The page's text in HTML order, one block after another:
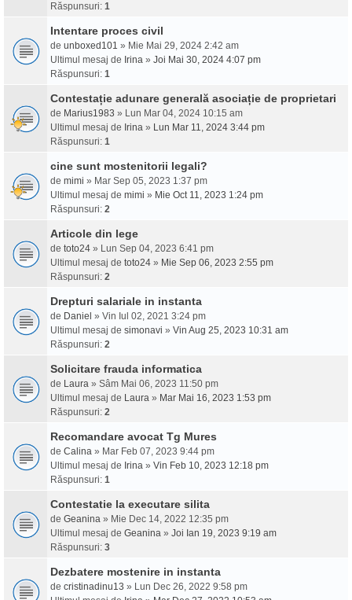
Răspunsuri: 1
Intentare proces civil
de unboxed101 » Mie Mai 29, 2024 2:42 am
Ultimul mesaj de Irina » Joi Mai 30, 2024 4:07 pm
Răspunsuri: 1
Contestație adunare generală asociație de proprietari
de Marius1983 » Lun Mar 04, 2024 10:15 am
Ultimul mesaj de Irina » Lun Mar 11, 2024 3:44 pm
Răspunsuri: 1
cine sunt mostenitorii legali?
de mimi » Mar Sep 05, 2023 1:37 pm
Ultimul mesaj de mimi » Mie Oct 11, 2023 1:24 pm
Răspunsuri: 2
Articole din lege
de toto24 » Lun Sep 04, 2023 6:41 pm
Ultimul mesaj de toto24 » Mie Sep 06, 2023 2:55 pm
Răspunsuri: 2
Drepturi salariale in instanta
de Daniel » Vin Iul 02, 2021 3:24 pm
Ultimul mesaj de simonavi » Vin Aug 25, 2023 10:31 am
Răspunsuri: 2
Solicitare frauda informatica
de Laura » Sâm Mai 06, 2023 11:50 pm
Ultimul mesaj de Laura » Mar Mai 16, 2023 1:53 pm
Răspunsuri: 2
Recomandare avocat Tg Mures
de Calina » Mar Feb 07, 2023 9:44 pm
Ultimul mesaj de Irina » Vin Feb 10, 2023 12:18 pm
Răspunsuri: 1
Contestatie la executare silita
de Geanina » Mie Dec 14, 2022 12:35 pm
Ultimul mesaj de Geanina » Joi Ian 19, 2023 9:19 am
Răspunsuri: 3
Dezbatere mostenire in instanta
de cristinadinu13 » Lun Dec 26, 2022 9:58 pm